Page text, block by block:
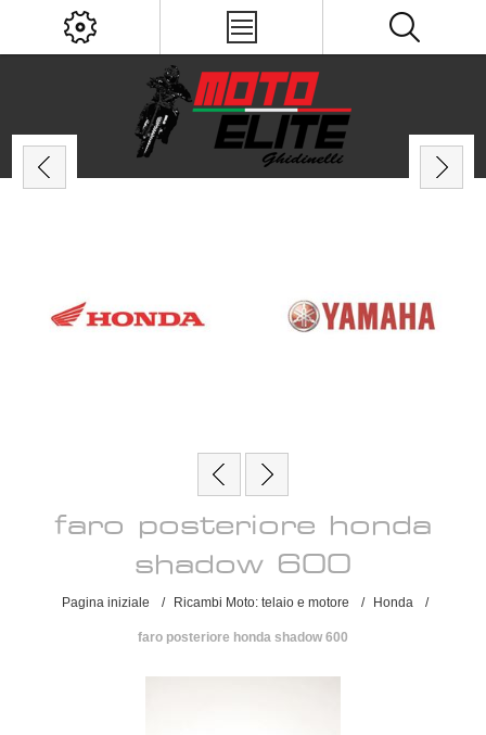
faro posteriore honda
shadow 600
Pagina iniziale / Ricambi Moto: telaio e motore / Honda /
faro posteriore honda shadow 600